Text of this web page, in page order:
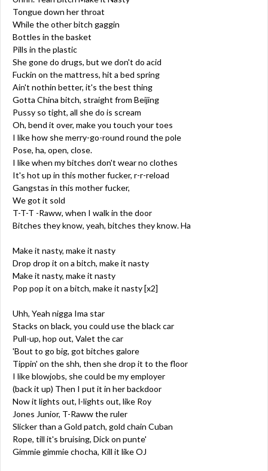
Tongue down her throat
While the other bitch gaggin
Bottles in the basket
Pills in the plastic
She gone do drugs, but we don't do acid
Fuckin on the mattress, hit a bed spring
Ain't nothin better, it's the best thing
Gotta China bitch, straight from Beijing
Pussy so tight, all she do is scream
Oh, bend it over, make you touch your toes
I like how she merry-go-round round the pole
Pose, ha, open, close.
I like when my bitches don't wear no clothes
It's hot up in this mother fucker, r-r-reload
Gangstas in this mother fucker,
We got it sold
T-T-T -Raww, when I walk in the door
Bitches they know, yeah, bitches they know. Ha
Make it nasty, make it nasty
Drop drop it on a bitch, make it nasty
Make it nasty, make it nasty
Pop pop it on a bitch, make it nasty [x2]
Uhh, Yeah nigga Ima star
Stacks on black, you could use the black car
Pull-up, hop out, Valet the car
'Bout to go big, got bitches galore
Tippin' on the shh, then she drop it to the floor
I like blowjobs, she could be my employer
(back it up) Then I put it in her backdoor
Now it lights out, l-lights out, like Roy
Jones Junior, T-Raww the ruler
Slicker than a Gold patch, gold chain Cuban
Rope, till it's bruising, Dick on punte'
Gimmie gimmie chocha, Kill it like OJ